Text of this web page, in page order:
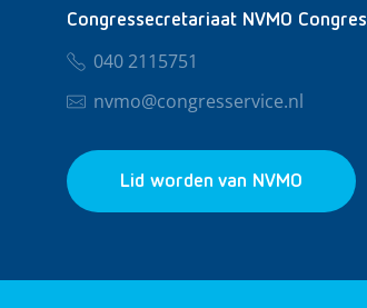
Congressecretariaat NVMO Congres
040 2115751
nvmo@congresservice.nl
Lid worden van NVMO